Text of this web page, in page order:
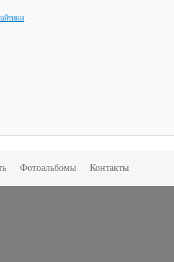
Фотоальбомы Контакты